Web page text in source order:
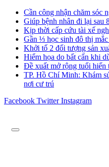
Cần công nhận chăm sóc
Giúp bệnh nhân đi lại sau
Kịp thời cấp cứu tài xế
Gần ⅓ học sinh đô thị
Khởi tố 2 đối tượng sản
Hiểm họa do bất cẩn khi
Đề xuất mở rộng tuổi hiến
TP. Hồ Chí Minh: Khám
nơi cư trú
Facebook Twitter Instagram